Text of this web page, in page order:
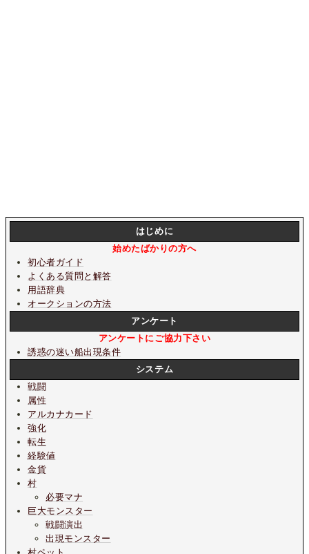
はじめに
始めたばかりの方へ
初心者ガイド
よくある質問と解答
用語辞典
オークションの方法
アンケート
アンケートにご協力下さい
誘惑の迷い船出現条件
システム
戦闘
属性
アルカナカード
強化
転生
経験値
金貨
村
必要マナ
巨大モンスター
戦闘演出
出現モンスター